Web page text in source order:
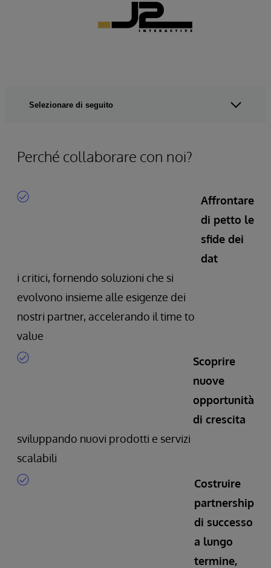
Perché collaborare con noi?
Affrontare
di petto le
sfide dei
dat
i critici, fornendo soluzioni che si
evolvono insieme alle esigenze dei
nostri partner, accelerando il time to
value
Scoprire
nuove
opportunità
di crescita
sviluppando nuovi prodotti e servizi
scalabili
Costruire
partnership
di successo
a lungo
termine,
Selezionare di seguito